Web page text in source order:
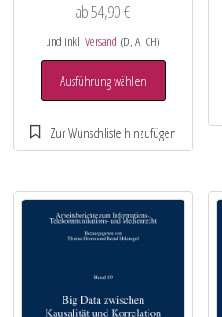
ab54,90€
und inkl.Versand (D, A, CH)
Ausführung wählen